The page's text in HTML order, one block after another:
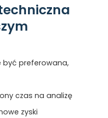
być preferowana,
czas na analizę
zyski